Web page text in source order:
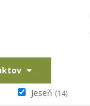
Jeseň (14)